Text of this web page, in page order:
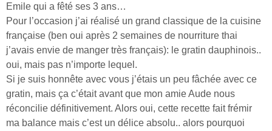
Emile qui a fêté ses 3 ans…
Pour l’occasion j’ai réalisé un grand classique de la cuisine
française (ben oui après 2 semaines de nourriture thai
j’avais envie de manger très français): le gratin dauphinois..
oui, mais pas n’importe lequel.
Si je suis honnête avec vous j’étais un peu fâchée avec ce
gratin, mais ça c’était avant que mon amie Aude nous
réconcilie définitivement. Alors oui, cette recette fait frémir
ma balance mais c’est un délice absolu.. alors pourquoi